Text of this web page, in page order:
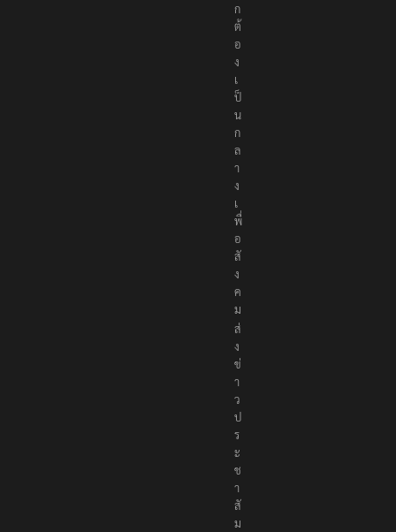
ก
ต้
อ
ง
เ
ป็
น
ก
ล
า
ง
เ
พื่
อ
สั
ง
ค
ม
ส่
ง
ข่
า
ว
ป
ร
ะ
ช
า
สั
ม